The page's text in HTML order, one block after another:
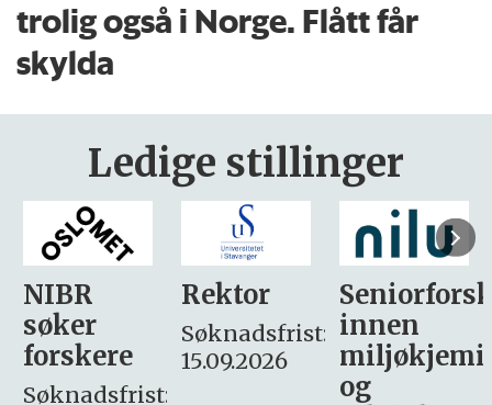
trolig også i Norge. Flått får
skylda
Ledige stillinger
Rektor
Søknadsfrist:
15.09.2026
Seniorforsker
innen
miljøkjemi
søker
– fast